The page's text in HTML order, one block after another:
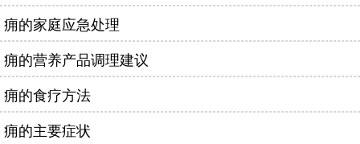
痈的家庭应急处理
痈的营养产品调理建议
痈的食疗方法
痈的主要症状